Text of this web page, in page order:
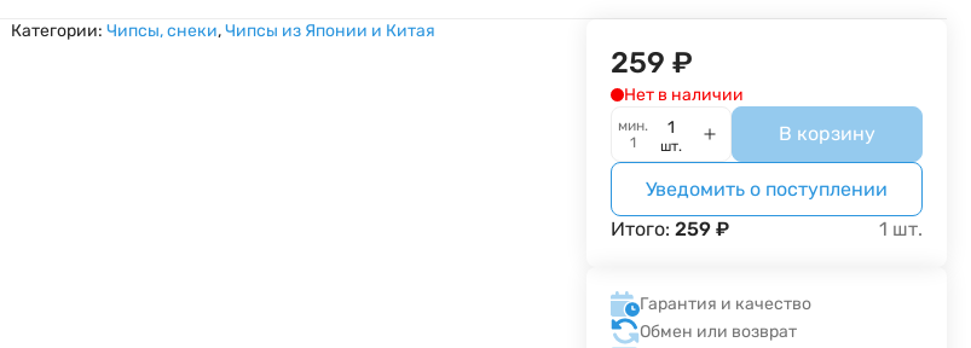
Категории: Чипсы, снеки,Чипсы из Японии и Китая
259 ₽
Нет в наличии
мин.
1
шт.
В корзину
Уведомить о поступлении
Итого:259 ₽ 1 шт.
Гарантия и качество
Обмен или возврат